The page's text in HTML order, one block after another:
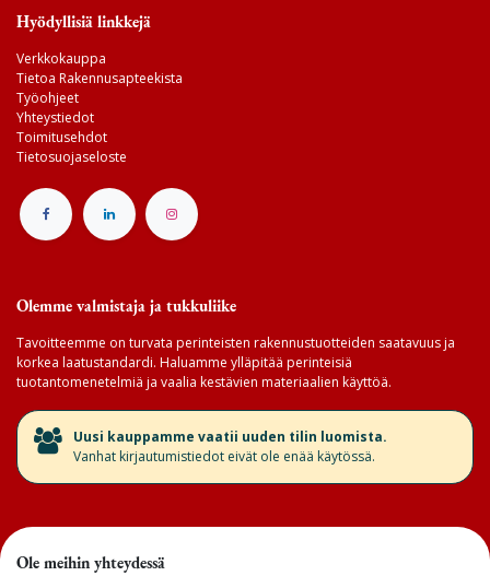
Hyödyllisiä linkkejä
Verkkokauppa
Tietoa Rakennusapteekista
Työohjeet
Yhteystiedot
Toimitusehdot
Tietosuojaseloste
Olemme valmistaja ja tukkuliike
Tavoitteemme on turvata perinteisten rakennustuotteiden saatavuus ja
korkea laatustandardi. Haluamme ylläpitää perinteisiä
tuotantomenetelmiä ja vaalia kestävien materiaalien käyttöä.
​Uusi kauppamme vaatii uuden tilin luomista.
Vanhat kirjautumistiedot eivät ole enää käytössä.
Ole meihin yhteydessä